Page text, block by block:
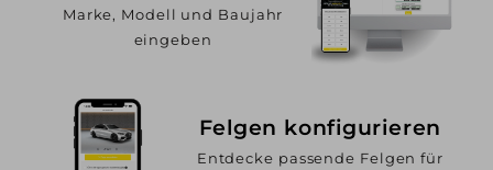
Marke, Modell und Baujahr
eingeben
Felgen konfigurieren
Entdecke passende Felgen für